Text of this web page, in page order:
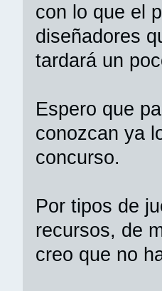
con lo que el
diseñadores
tardará un
Espero que
conozcan ya
concurso.
Por tipos de
recursos, de
creo que no